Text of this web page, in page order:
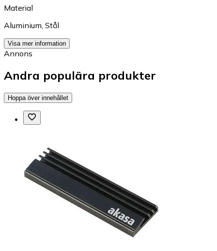
Material
Aluminium Stål
Visa mer information
Annons
Andra populära produkter
Hoppa över innehållet